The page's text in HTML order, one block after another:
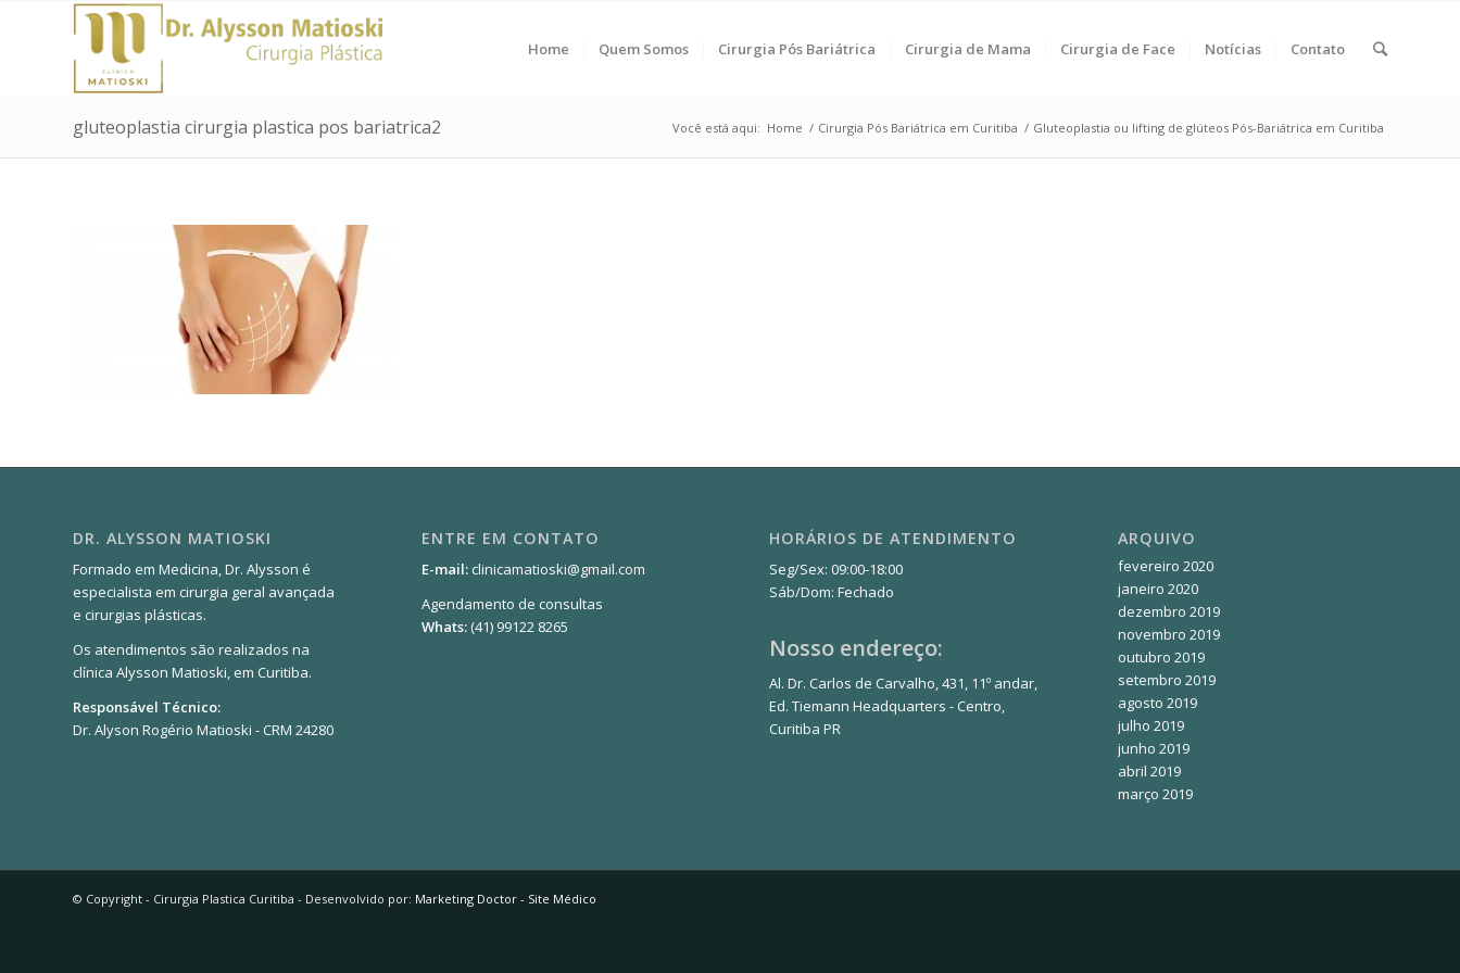
Home Quem Somos Cirurgia Pós Bariátrica Cirurgia de Mama Cirurgia de Face Notícias Contato
gluteoplastia cirurgia plastica pos bariatrica2 Você está aqui: Home / Cirurgia Pós Bariátrica em Curitiba / Gluteoplastia ou lifting de glúteos Pós-Bariátrica em Curitiba
DR. ALYSSON MATIOSKI
Formado em Medicina, Dr. Alysson é
especialista em cirurgia geral avançada
e cirurgias plásticas.
Os atendimentos são realizados na
clínica Alysson Matioski, em Curitiba.
Responsável Técnico:
Dr. Alyson Rogério Matioski - CRM 24280
ENTRE EM CONTATO
E-mail: clinicamatioski@gmail.com
Agendamento de consultas
Whats:(41) 99122 8265
HORÁRIOS DE ATENDIMENTO
Seg/Sex: 09:00-18:00
Sáb/Dom: Fechado
Nosso endereço:
Al. Dr. Carlos de Carvalho, 431, 11º andar,
Ed. Tiemann Headquarters - Centro,
Curitiba PR
ARQUIVO
fevereiro 2020
janeiro 2020
dezembro 2019
novembro 2019
outubro 2019
setembro 2019
agosto 2019
julho 2019
junho 2019
abril 2019
março 2019
© Copyright - Cirurgia Plastica Curitiba - Desenvolvido por: Marketing Doctor - Site Médico